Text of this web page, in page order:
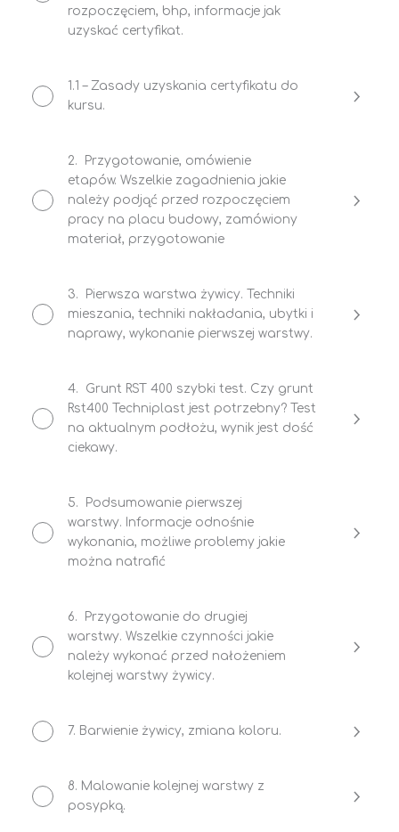
rozpoczęciem, bhp, informacje jak
uzyskać certyfikat.
1.1 – Zasady uzyskania certyfikatu do
kursu.
2. Przygotowanie, omówienie
etapów. Wszelkie zagadnienia jakie
należy podjąć przed rozpoczęciem
pracy na placu budowy, zamówiony
materiał, przygotowanie
3. Pierwsza warstwa żywicy. Techniki
mieszania, techniki nakładania, ubytki i
naprawy, wykonanie pierwszej warstwy.
4. Grunt RST 400 szybki test. Czy grunt
Rst400 Techniplast jest potrzebny? Test
na aktualnym podłożu, wynik jest dość
ciekawy.
5. Podsumowanie pierwszej
warstwy. Informacje odnośnie
wykonania, możliwe problemy jakie
można natrafić
6. Przygotowanie do drugiej
warstwy. Wszelkie czynności jakie
należy wykonać przed nałożeniem
kolejnej warstwy żywicy.
7. Barwienie żywicy, zmiana koloru.
8. Malowanie kolejnej warstwy z
posypką.